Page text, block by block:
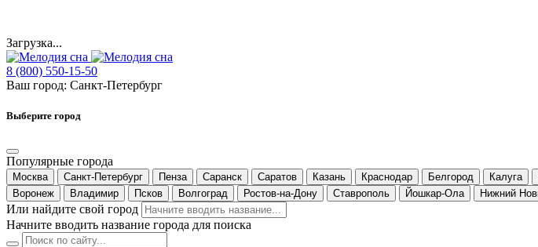
Загрузка...
8 (800) 550-15-50
Ваш город: Санкт-Петербург
Выберите город
Популярные города
Москва Санкт-Петербург Пенза Саранск Саратов Казань Краснодар Белгород Калуга
Воронеж
Владимир Псков Волгоград Ростов-на-Дону Ставрополь Йошкар-Ола Нижний
Или найдите свой город
Начните вводить название города для поиска